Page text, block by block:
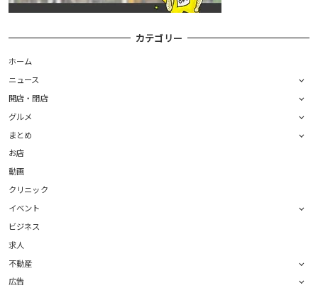
カテゴリー
ホーム
ニュース
開店・閉店
グルメ
まとめ
お店
動画
クリニック
イベント
ビジネス
求人
不動産
広告